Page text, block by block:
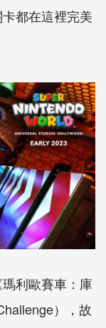
都在這裡完美
利歐賽車：庫
），故